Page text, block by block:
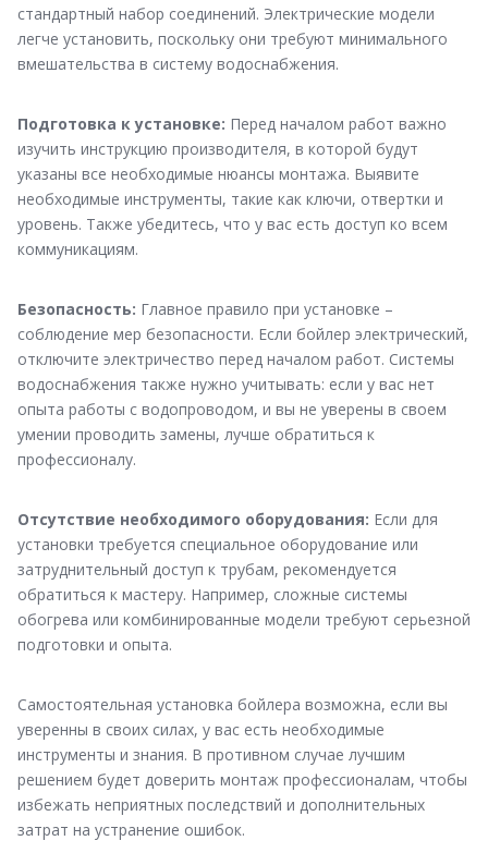
стандартный набор соединений. Электрические модели
легче установить, поскольку они требуют минимального
вмешательства в систему водоснабжения.
Подготовка к установке: Перед началом работ важно
изучить инструкцию производителя, в которой будут
указаны все необходимые нюансы монтажа. Выявите
необходимые инструменты, такие как ключи, отвертки и
уровень. Также убедитесь, что у вас есть доступ ко всем
коммуникациям.
Безопасность: Главное правило при установке –
соблюдение мер безопасности. Если бойлер электрический,
отключите электричество перед началом работ. Системы
водоснабжения также нужно учитывать: если у вас нет
опыта работы с водопроводом, и вы не уверены в своем
умении проводить замены, лучше обратиться к
профессионалу.
Отсутствие необходимого оборудования: Если для
установки требуется специальное оборудование или
затруднительный доступ к трубам, рекомендуется
обратиться к мастеру. Например, сложные системы
обогрева или комбинированные модели требуют серьезной
подготовки и опыта.
Самостоятельная установка бойлера возможна, если вы
уверенны в своих силах, у вас есть необходимые
инструменты и знания. В противном случае лучшим
решением будет доверить монтаж профессионалам, чтобы
избежать неприятных последствий и дополнительных
затрат на устранение ошибок.